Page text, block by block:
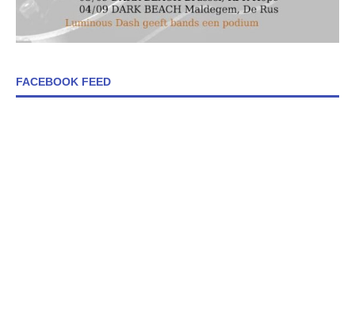
FACEBOOK FEED